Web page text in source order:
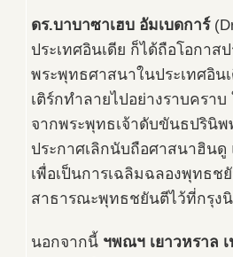
ดร.บาบาซาเฮบ อัมเบดการ์
ประเทศอินเดีย ก็ได้ถือโอกา
พระพุทธศาสนาในประเทศอิ
เติร์กทำลายไปอย่างราบคร
จากพระพุทธเจ้าดับขันธปรินิ
ประกาศเลิกนับถือศาสนาฮิ
เพื่อเป็นการเฉลิมฉลองพุทธ
สาธารณะพุทธชยันตีไว้ที่กรุง
นอกจากนี้ ฯพณฯ เยาวหราล